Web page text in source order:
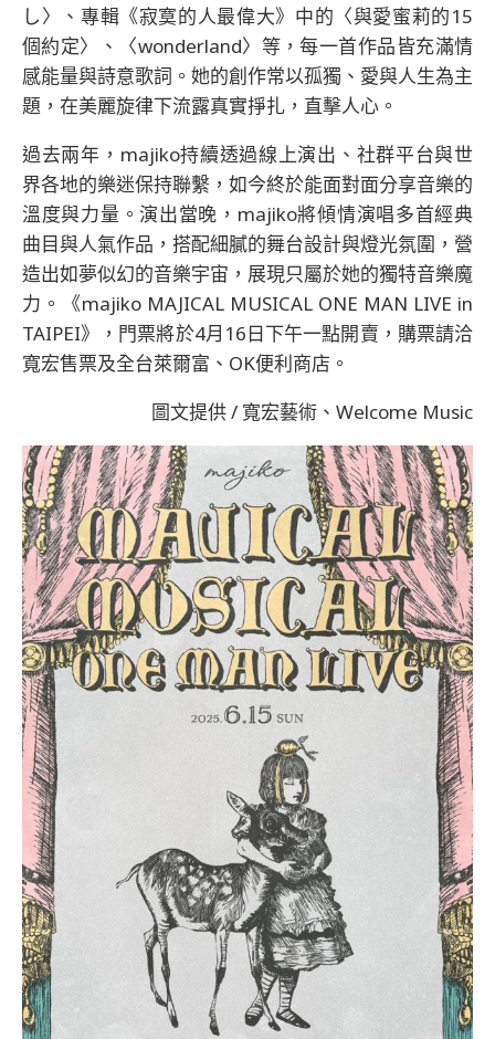
し〉、專輯《寂寞的人最偉大》中的〈與愛蜜莉的15
個約定〉、〈wonderland〉等，每一首作品皆充滿情
感能量與詩意歌詞。她的創作常以孤獨、愛與人生為主
題，在美麗旋律下流露真實掙扎，直擊人心。
過去兩年，majiko持續透過線上演出、社群平台與世
界各地的樂迷保持聯繫，如今終於能面對面分享音樂的
溫度與力量。演出當晚，majiko將傾情演唱多首經典
曲目與人氣作品，搭配細膩的舞台設計與燈光氛圍，營
造出如夢似幻的音樂宇宙，展現只屬於她的獨特音樂魔
力。《majiko MAJICAL MUSICAL ONE MAN LIVE in
TAIPEI》，門票將於4月16日下午一點開賣，購票請洽
寬宏售票及全台萊爾富、OK便利商店。
圖文提供 / 寬宏藝術、Welcome Music